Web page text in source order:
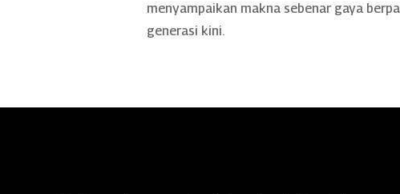
menyampaikan makna sebenar gaya
generasi kini.